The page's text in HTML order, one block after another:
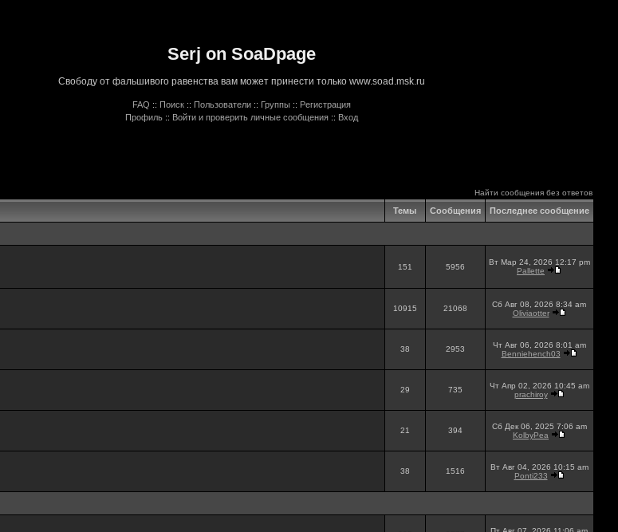
Serj on SoaDpage
Свободу от фальшивого равенства вам может принести только www.soad.msk.ru
FAQ :: Поиск :: Пользователи :: Группы :: Регистрация
Профиль :: Войти и проверить личные сообщения :: Вход
Найти сообщения без ответов
Темы Сообщения Последнее сообщение
151 5956
Вт Мар 24, 2026 12:17 pm
Pallette
10915 21068
Сб Авг 08, 2026 8:34 am
Oliviaotter
38 2953
Чт Авг 06, 2026 8:01 am
Benniehench03
29 735
Чт Апр 02, 2026 10:45 am
prachiroy
21 394
Сб Дек 06, 2025 7:06 am
KolbyPea
38 1516
Вт Авг 04, 2026 10:15 am
Ponti233